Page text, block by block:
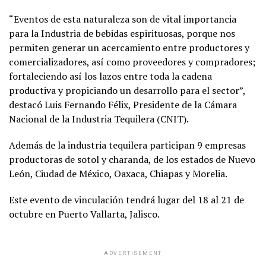
“Eventos de esta naturaleza son de vital importancia
para la Industria de bebidas espirituosas, porque nos
permiten generar un acercamiento entre productores y
comercializadores, así como proveedores y compradores;
fortaleciendo así los lazos entre toda la cadena
productiva y propiciando un desarrollo para el sector”,
destacó Luis Fernando Félix, Presidente de la Cámara
Nacional de la Industria Tequilera (CNIT).
Además de la industria tequilera participan 9 empresas
productoras de sotol y charanda, de los estados de Nuevo
León, Ciudad de México, Oaxaca, Chiapas y Morelia.
Este evento de vinculación tendrá lugar del 18 al 21 de
octubre en Puerto Vallarta, Jalisco.
ADVERTISEMENT